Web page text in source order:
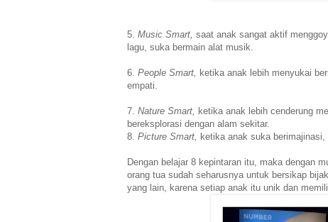
5. Music Smart, saat anak sangat aktif
lagu, suka bermain alat musik.
6. People Smart, ketika anak lebih menyukai
empati.
7. Nature Smart, ketika anak lebih cenderung
bereksplorasi dengan alam sekitar.
8. Picture Smart, ketika anak suka berimajinasi,
Dengan belajar 8 kepintaran itu, maka dengan
orang tua sudah seharusnya untuk bersikap
yang lain, karena setiap anak itu unik dan